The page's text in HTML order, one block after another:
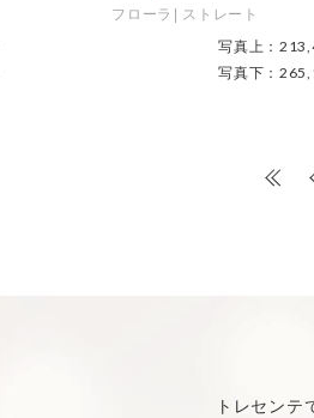
フローラ ストレート
写真上：
写真下：
トレセンテ